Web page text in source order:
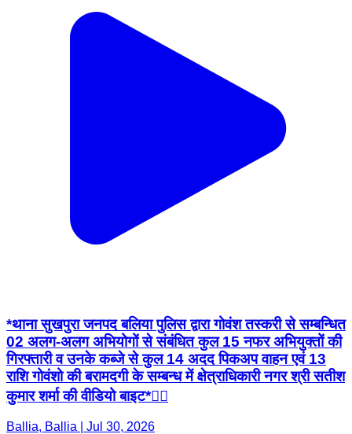
*थाना सुखपुरा जनपद बलिया पुलिस द्वारा गोवंश तस्करी से सम्बन्धित
02 अलग-अलग अभियोगों से संबंधित कुल 15 नफर अभियुक्तों की
गिरफ्तारी व उनके कब्जे से कुल 14 अदद पिकअप वाहन एवं 13
राशि गोवंशो की बरामदगी के सम्बन्ध में क्षेत्राधिकारी नगर श्री सतीश
कुमार शर्मा की वीडियो बाइट*👇🏻
Ballia, Ballia | Jul 30, 2026